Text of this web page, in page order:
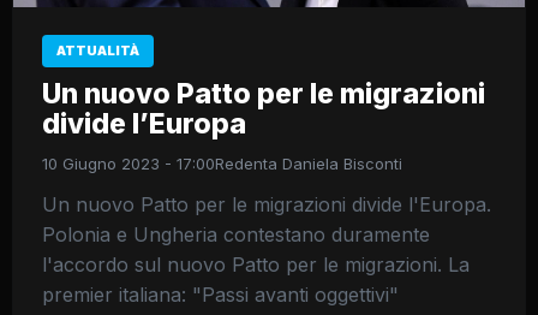
ATTUALITÀ
Un nuovo Patto per le migrazioni
divide l’Europa
10 Giugno 2023 - 17:00Redenta Daniela Bisconti
Un nuovo Patto per le migrazioni divide l'Europa.
Polonia e Ungheria contestano duramente
l'accordo sul nuovo Patto per le migrazioni. La
premier italiana: "Passi avanti oggettivi"